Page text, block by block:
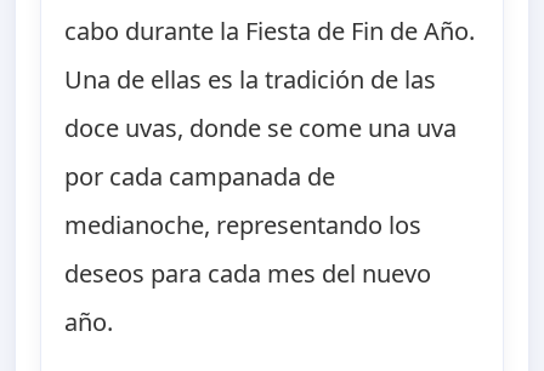
cabo durante la Fiesta de Fin de Año.
Una de ellas es la tradición de las
doce uvas, donde se come una uva
por cada campanada de
medianoche, representando los
deseos para cada mes del nuevo
año.